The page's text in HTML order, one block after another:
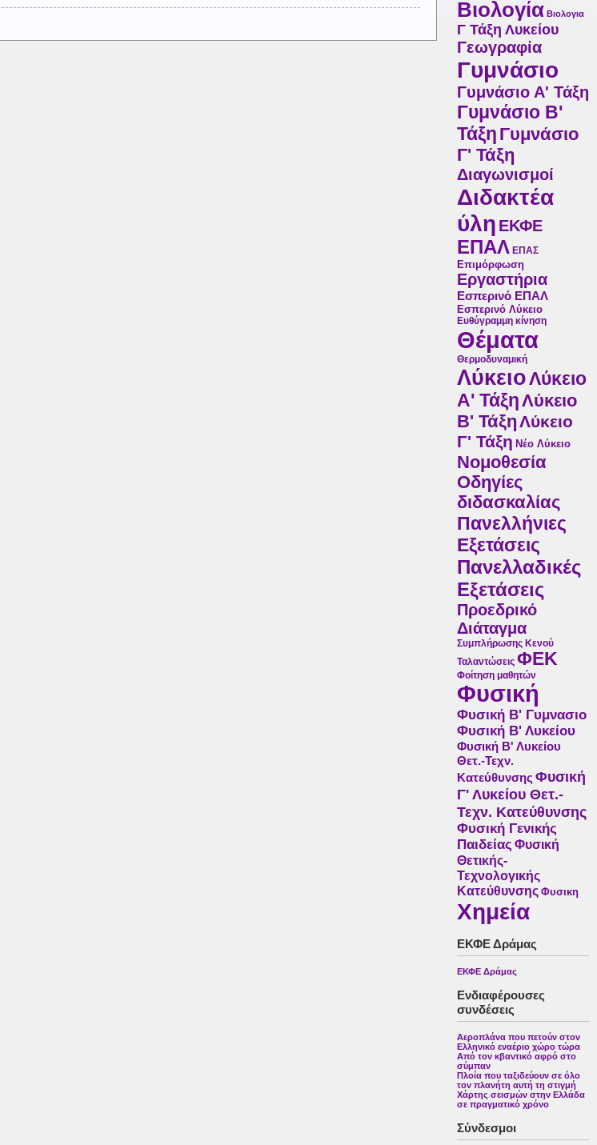
Βιολογία Βιολογια
Γ Τάξη Λυκείου
Γεωγραφία
Γυμνάσιο
Γυμνάσιο Α' Τάξη
Γυμνάσιο Β'
Τάξη Γυμνάσιο
Γ' Τάξη
Διαγωνισμοί
Διδακτέα
ύλη ΕΚΦΕ
ΕΠΑΛ ΕΠΑΣ
Επιμόρφωση
Εργαστήρια
Εσπερινό ΕΠΑΛ
Εσπερινό Λύκειο
Ευθύγραμμη κίνηση
Θέματα
Θερμοδυναμική
ΛύκειοΛύκειο
Α' ΤάξηΛύκειο
Β' ΤάξηΛύκειο
Γ' Τάξη Νέο Λύκειο
Νομοθεσία
Οδηγίες
διδασκαλίας
Πανελλήνιες
Εξετάσεις
Πανελλαδικές
Εξετάσεις
Προεδρικό
Διάταγμα
Συμπλήρωσης Κενού
Ταλαντώσεις ΦΕΚ
Φοίτηση μαθητών
Φυσική
Φυσική Β' Γυμνασιο
Φυσική Β' Λυκείου
Φυσική Β' Λυκείου
Θετ.-Τεχν.
Κατεύθυνσης Φυσική
Γ' Λυκείου Θετ.-
Τεχν. Κατεύθυνσης
Φυσική Γενικής
Παιδείας Φυσική
Θετικής-
Τεχνολογικής
Κατεύθυνσης Φυσικη
Χημεία
ΕΚΦΕ Δράμας
ΕΚΦΕ Δράμας
Ενδιαφέρουσες
συνδέσεις
Αεροπλάνα που πετούν στον
Ελληνικό εναέριο χώρο τώρα
Από τον κβαντικό αφρό στο
σύμπαν
Πλοία που ταξιδεύουν σε όλο
τον πλανήτη αυτή τη στιγμή
Χάρτης σεισμών στην Ελλάδα
σε πραγματικό χρόνο
Σύνδεσμοι